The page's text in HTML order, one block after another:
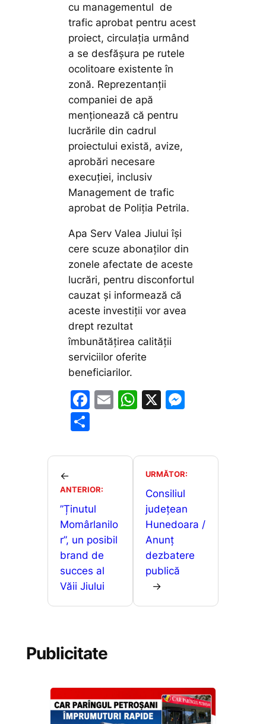
cu managementul de
trafic aprobat pentru acest
proiect, circulația urmând
a se desfășura pe rutele
ocolitoare existente în
zonă. Reprezentanții
companiei de apă
menționează că pentru
lucrările din cadrul
proiectului există, avize,
aprobări necesare
execuției, inclusiv
Management de trafic
aprobat de Poliția Petrila.
Apa Serv Valea Jiului își
cere scuze abonaților din
zonele afectate de aceste
lucrări, pentru disconfortul
cauzat și informează că
aceste investiții vor avea
drept rezultat
îmbunătățirea calității
serviciilor oferite
beneficiarilor.
F
e
o
o
k
E
l
W
s
A
p
p
X
s
e
g
er
ta
a
z
ă
←
ANTERIOR:
”Ținutul
Momârlanilo
r”, un posibil
brand de
succes al
Văii Jiului
URMĂTOR:
Consiliul
județean
Hunedoara /
Anunț
dezbatere
publică
→
Publicitate